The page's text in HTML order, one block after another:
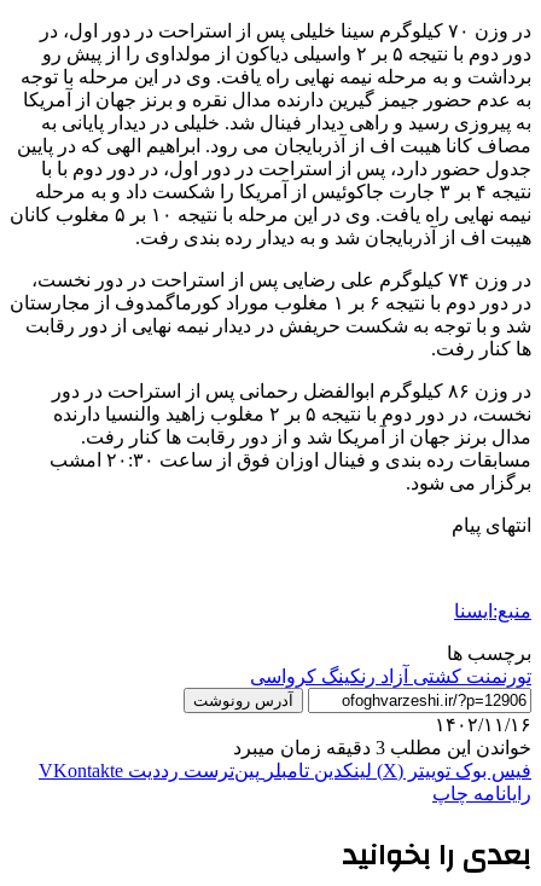
در وزن ۷۰ کیلوگرم سینا خلیلی پس از استراحت در دور اول، در
دور دوم با نتیجه ۵ بر ۲ واسیلی دیاکون از مولداوی را از پیش رو
برداشت و به مرحله نیمه نهایی راه یافت. وی در این مرحله با توجه
به عدم حضور جیمز گیرین دارنده مدال نقره و برنز جهان از آمریکا
به پیروزی رسید و راهی دیدار فینال شد. خلیلی در دیدار پایانی به
مصاف کانا هیبت اف از آذربایجان می رود. ابراهیم الهی که در پایین
جدول حضور دارد، پس از استراحت در دور اول، در دور دوم با با
نتیجه ۴ بر ۳ جارت جاکوئیس از آمریکا را شکست داد و به مرحله
نیمه نهایی راه یافت. وی در این مرحله با نتیجه ۱۰ بر ۵ مغلوب کانان
هیبت اف از آذربایجان شد و به دیدار رده بندی رفت.
در وزن ۷۴ کیلوگرم علی رضایی پس از استراحت در دور نخست،
در دور دوم با نتیجه ۶ بر ۱ مغلوب موراد کورماگمدوف از مجارستان
شد و با توجه به شکست حریفش در دیدار نیمه نهایی از دور رقابت
ها کنار رفت.
در وزن ۸۶ کیلوگرم ابوالفضل رحمانی پس از استراحت در دور
نخست، در دور دوم با نتیجه ۵ بر ۲ مغلوب زاهید والنسیا دارنده
مدال برنز جهان از آمریکا شد و از دور رقابت ها کنار رفت.
مسابقات رده بندی و فینال اوزان فوق از ساعت ۲۰:۳۰ امشب
برگزار می شود.
انتهای پیام
منبع:ایسنا
برچسب ها
تورنمنت کشتی آزاد رنکینگ کرواسی
آدرس رونوشت
۱۴۰۲/۱۱/۱۶
خواندن این مطلب 3 دقیقه زمان میبرد
فیس بوک توییتر (X) لینکدین ‫تامبلر ‫پین‌ترست ‫رددیت ‫VKontakte
رایانامه چاپ
بعدی را بخوانید